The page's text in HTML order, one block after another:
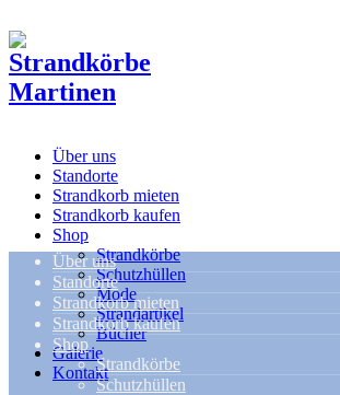
Über uns
Standorte
Strandkorb mieten
Strandkorb kaufen
Shop
Strandkörbe
Schutzhüllen
Mode
Strandartikel
Bücher
Galerie
Kontakt
Über uns
Standorte
Strandkorb mieten
Strandkorb kaufen
Shop
Strandkörbe
Schutzhüllen